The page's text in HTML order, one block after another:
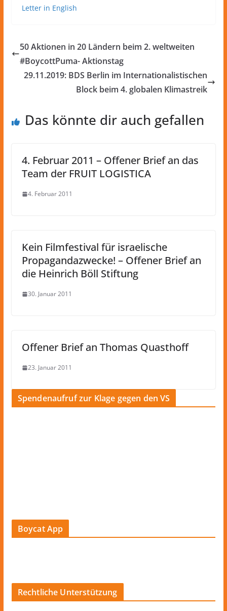
Letter in English
50 Aktionen in 20 Ländern beim 2. weltweiten
#BoycottPuma- Aktionstag
29.11.2019: BDS Berlin im Internationalistischen
Block beim 4. globalen Klimastreik
Das könnte dir auch gefallen
4. Februar 2011 – Offener Brief an das
Team der FRUIT LOGISTICA
4. Februar 2011
Kein Filmfestival für israelische
Propagandazwecke! – Offener Brief an
die Heinrich Böll Stiftung
30. Januar 2011
Offener Brief an Thomas Quasthoff
23. Januar 2011
Spendenaufruf zur Klage gegen den VS
Boycat App
Rechtliche Unterstützung